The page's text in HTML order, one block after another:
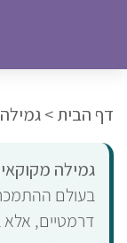
דף הבית>
גמילה
בעולם
דרמטיים, אלא